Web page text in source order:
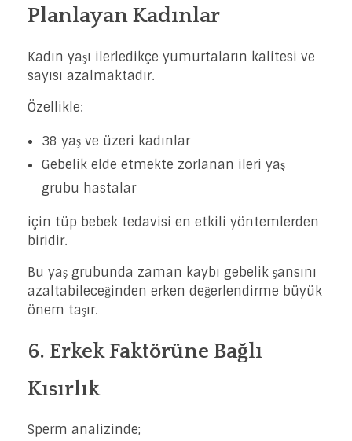
Planlayan Kadınlar
Kadın yaşı ilerledikçe yumurtaların kalitesi ve
sayısı azalmaktadır.
Özellikle:
38 yaş ve üzeri kadınlar
Gebelik elde etmekte zorlanan ileri yaş
grubu hastalar
için tüp bebek tedavisi en etkili yöntemlerden
biridir.
Bu yaş grubunda zaman kaybı gebelik şansını
azaltabileceğinden erken değerlendirme büyük
önem taşır.
6. Erkek Faktörüne Bağlı
Kısırlık
Sperm analizinde;